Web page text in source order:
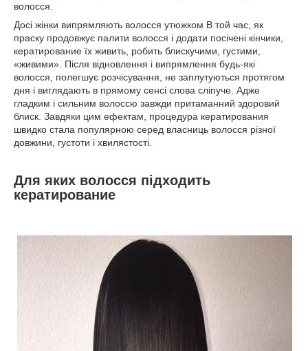
волосся.
Досі жінки випрямляють волосся утюжком В той час, як
праску продовжує палити волосся і додати посічені кінчики,
кератирование їх живить, робить блискучими, густими,
«живими». Після відновлення і випрямлення будь-які
волосся, полегшує розчісування, не заплутуються протягом
дня і виглядають в прямому сенсі слова сліпуче. Адже
гладким і сильним волоссю завжди притаманний здоровий
блиск. Завдяки цим ефектам, процедура кератирования
швидко стала популярною серед власниць волосся різної
довжини, густоти і хвилястості.
Для яких волосся підходить
кератирование